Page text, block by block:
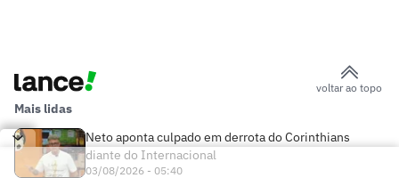
voltar ao topo
Mais lidas
Neto aponta culpado em derrota do Corinthians
diante do Internacional
03/08/2026 - 05:40